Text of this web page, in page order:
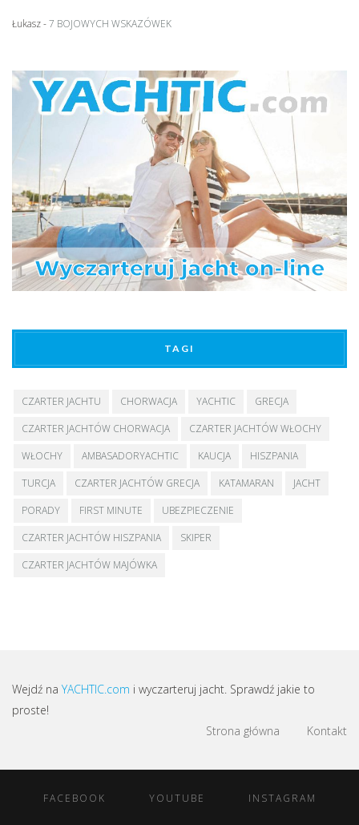
Łukasz-7 BOJOWYCH WSKAZÓWEK
TAGI
CZARTER JACHTU CHORWACJA YACHTIC
GRECJA
CZARTER JACHTÓW CHORWACJA
CZARTER JACHTÓW WŁOCHY
WŁOCHY
AMBASADORYACHTIC KAUCJA
HISZPANIA
TURCJA
CZARTER JACHTÓW GRECJA KATAMARAN
JACHT
PORADY
FIRST MINUTE
UBEZPIECZENIE
CZARTER JACHTÓW HISZPANIA
SKIPER
CZARTER JACHTÓW MAJÓWKA
Wejdź na YACHTIC.com i wyczarteruj jacht. Sprawdź jakie to
proste!
Strona główna
Kontakt
FACEBOOK YOUTUBE INSTAGRAM